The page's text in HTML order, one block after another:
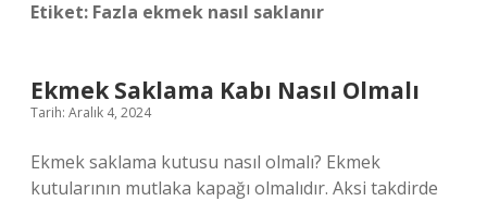
Etiket: Fazla ekmek nasıl saklanır
Ekmek Saklama Kabı Nasıl Olmalı
Tarih: Aralık 4, 2024
Ekmek saklama kutusu nasıl olmalı? Ekmek
kutularının mutlaka kapağı olmalıdır. Aksi takdirde